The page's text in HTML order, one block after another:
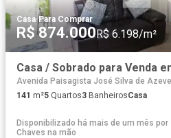
Casa·Para Comprar
R$ 874.000R$ 6.198/m²
Avenida Paisagista José Silva de
141 m²5 Quartos3 BanheirosCasa
Disponibilizado há mais de um mês por
Chaves na mão